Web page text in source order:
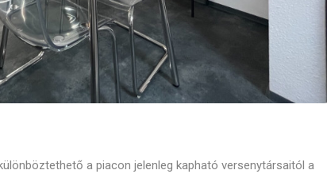
a piacon jelenleg kapható versenytársaitól a